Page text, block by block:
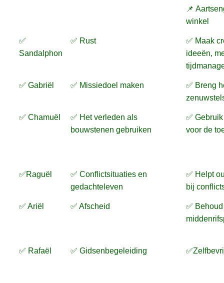
📌
winkel
✅
Sandalphon
✅ Rust
✅ Maak
ideeën,
✅ Gabriël ✅ Missiedoel maken
✅ Breng
✅ Chamuël
✅ Het verleden als
bouwstenen gebruiken
✅
voor de
✅Raguël
✅ Conflictsituaties en
gedachteleven
✅ Helpt
bij
✅ Ariël ✅ Afscheid
✅ Behoud
✅ Rafaël ✅ Gidsenbegeleiding